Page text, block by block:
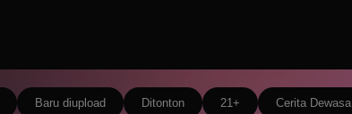
Baru diupload Ditonton 21+ Cerita Dewasa